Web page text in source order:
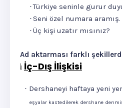
·Türkiye seninle gurur
·Seni özel numara aramış.
·Üç kişi uzatır mısınız?
Ad aktarması farklı
ü İç-Dış İlişkisi
· Dershaneyi haftaya yeni
eşyalar kastedilerek dershane